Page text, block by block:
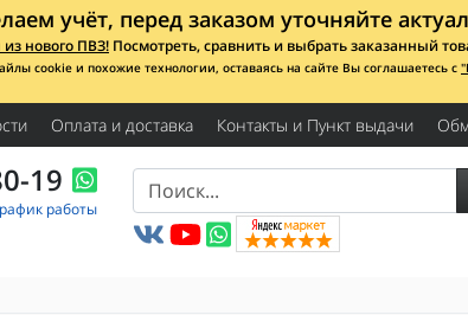
учёт, перед заказом уточняйте
нового ПВЗ! Посмотреть, сравнить и выбрать заказанный
cookie и похожие технологии, оставаясь на сайте Вы соглашаетесь с
Оплата и доставка Контакты и Пункт выдачи
19
работы